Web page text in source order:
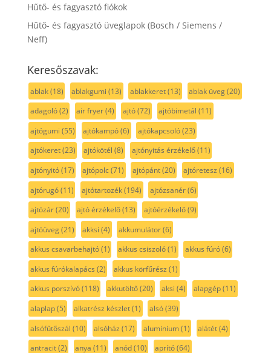
Hűtő- és fagyasztó fiókok
Hűtő- és fagyasztó üveglapok (Bosch / Siemens /
Neff)
Keresőszavak:
ablak(18) ablakgumi (13) ablakkeret(13) ablak üveg(20)
adagoló(2) air fryer(4) ajtó(72) ajtóbimetál (11)
ajtógumi (55) ajtókampó(6) ajtókapcsoló(23)
ajtókeret(23) ajtókötél (8) ajtónyitás érzékelő(11)
ajtónyitó(17) ajtópolc(71) ajtópánt(20) ajtóretesz (16)
ajtórugó(11) ajtótartozék(194) ajtózsanér(6)
ajtózár(20) ajtó érzékelő(13) ajtóérzékelő(9)
ajtóüveg(21) akksi (4) akkumulátor(6)
akkus csavarbehajtó(1) akkus csiszoló(1) akkus fúró(6)
akkus fúrókalapács (2) akkus körfűrész (1)
akkus porszívó(118) akkutöltő(20) aksi (4) alapgép(11)
alaplap(5) alkatrész készlet(1) alsó(39)
alsófűtőszál (10) alsóház (17) aluminium(1) alátét(4)
antracit(2) anya (11) anód(10) aprító(64)